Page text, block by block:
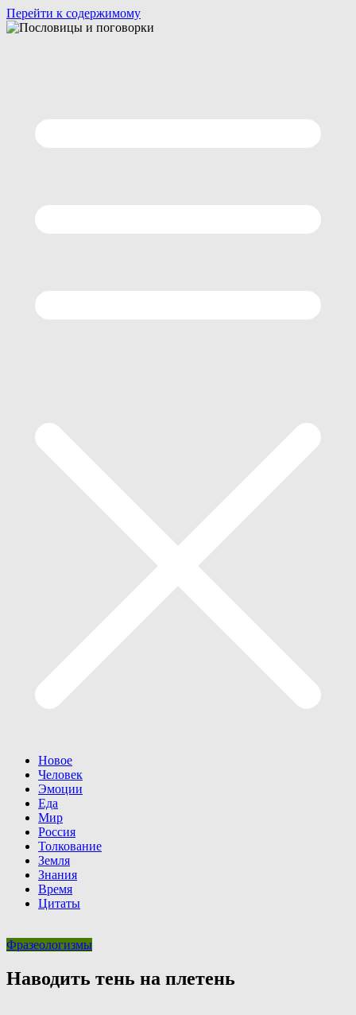
Перейти к содержимому
Новое
Человек
Эмоции
Еда
Мир
Россия
Толкование
Земля
Знания
Время
Цитаты
Фразеологизмы
Наводить тень на плетень